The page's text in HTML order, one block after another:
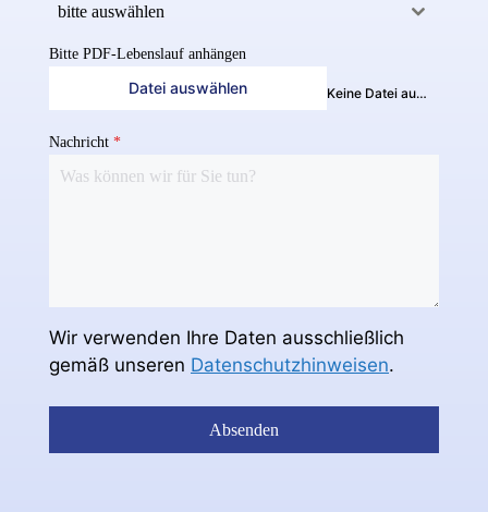
bitte auswählen
Bitte PDF-Lebenslauf anhängen
Datei auswählen Keine Datei ausgewählt
Nachricht *
Wir verwenden Ihre Daten ausschließlich
gemäß unseren Datenschutzhinweisen.
Absenden